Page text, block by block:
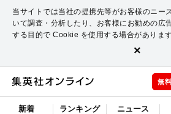
当サイトでは当社の提携先等がお客様のニー
いて調査・分析したり、お客様にお勧めの広
する目的で Cookie を使用する場合があります
×
無
新着 ランキング ニュース